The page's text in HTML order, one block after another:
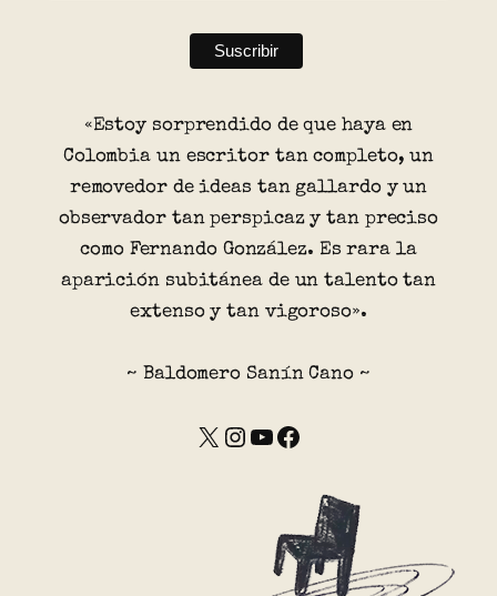
«Estoy sorprendido de que haya en
Colombia un escritor tan completo, un
removedor de ideas tan gallardo y un
observador tan perspicaz y tan preciso
como Fernando González. Es rara la
aparición subitánea de un talento tan
extenso y tan vigoroso».
~ Baldomero Sanín Cano ~
X Instagram YouTube Facebook